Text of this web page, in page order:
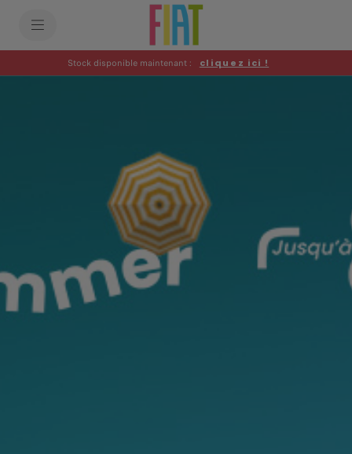
Stock disponible maintenant : cliquez ici !